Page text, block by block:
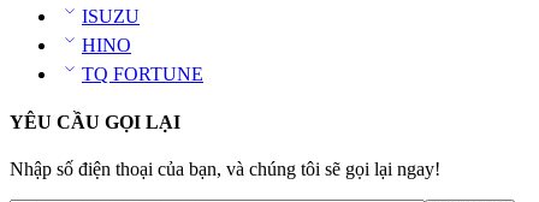
ISUZU
HINO
TQ FORTUNE
YÊU CẦU GỌI LẠI
Nhập số điện thoại của bạn, và chúng tôi sẽ gọi lại ngay!